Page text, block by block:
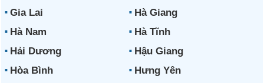
Gia Lai
Hà Giang
Hà Nam
Hà Tĩnh
Hải Dương
Hậu Giang
Hòa Bình
Hưng Yên